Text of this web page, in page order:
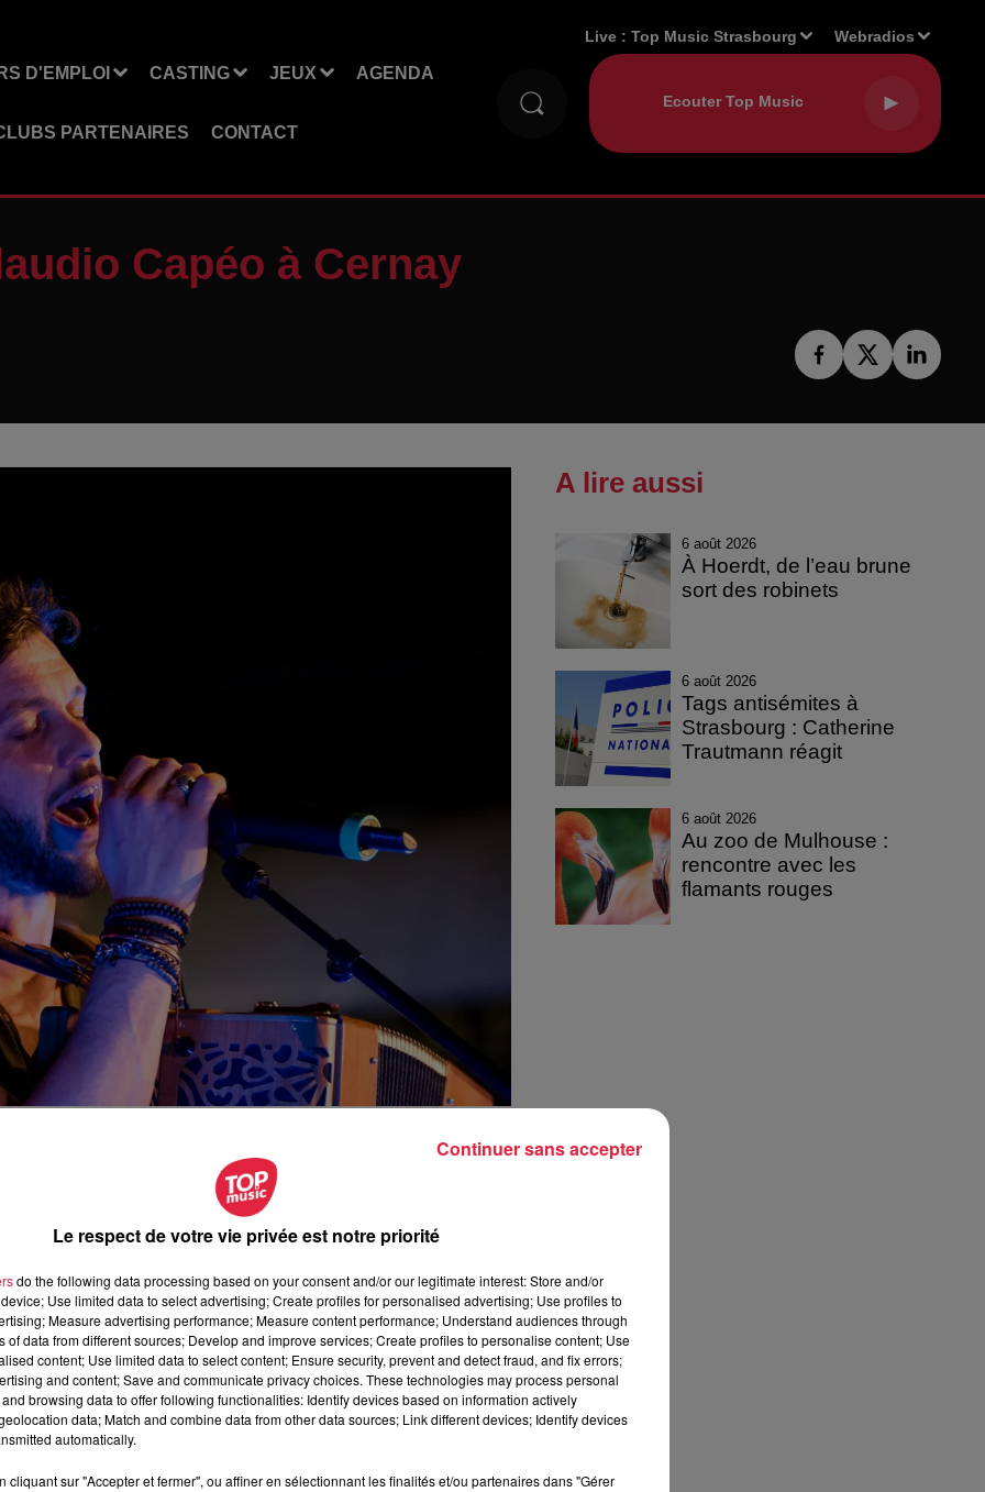
D'EMPLOI CASTING JEUX AGENDA
PARTENAIRES CONTACT
Live :Top Music Strasbourg Webradios
Capéo à Cernay
René Higelin)
dans sa ville natale. Une première à Cernay pour le
devant 8 000 spectateurs,au complexe sportif Daniel Eck
de Cernay, tout le monde peut désormais acheter son billet en
Céline Rinckel
A lire aussi
6 août 2026
À Hoerdt, de l’eau brune
sort des robinets
6 août 2026
Tags antisémites à
Strasbourg : Catherine
Trautmann réagit
6 août 2026
Au zoo de Mulhouse :
rencontre avec les
flamants rouges
Le respect de votre vie privée est notre priorité
do the following data processing based on your consent and/or our legitimate interest: Store and/or
Use limited data to select advertising; Create profiles for personalised advertising; Use profiles to
Measure advertising performance; Measure content performance; Understand audiences through
of data from different sources; Develop and improve services; Create profiles to personalise content; Use
content; Use limited data to select content; Ensure security, prevent and detect fraud, and fix errors;
and content; Save and communicate privacy choices. These technologies may process personal
browsing data to offer following functionalities: Identify devices based on information actively
data; Match and combine data from other data sources; Link different devices; Identify devices
automatically.
cliquant sur "Accepter et fermer", ou affiner en sélectionnant les finalités et/ou partenaires dans "Gérer
Continuer sans accepter